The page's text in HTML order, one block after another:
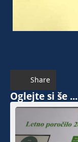
Share
Oglejte si še ...